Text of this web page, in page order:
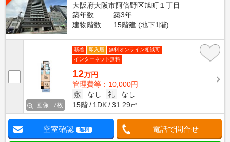
大阪府大阪市阿倍野区旭町１丁目
築年数
築3年
建物階数
15階建 (地下1階)
画像 : 7枚
新着 即入居
無料オンライン相談可
インターネット無料
12万円
管理費等：10,000円
敷
なし 礼
なし
15階
1DK 31.29㎡
空室確認 無料 電話で問合せ